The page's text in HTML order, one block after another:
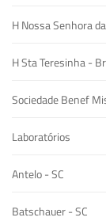
H Nossa Senhora
H Sta Teresinha -
Sociedade Benef
Laboratórios
Antelo - SC
Batschauer - SC